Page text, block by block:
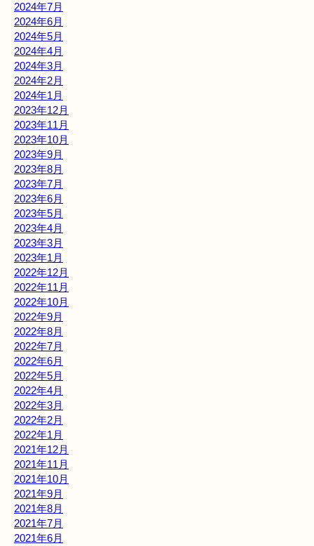
2024年7月
2024年6月
2024年5月
2024年4月
2024年3月
2024年2月
2024年1月
2023年12月
2023年11月
2023年10月
2023年9月
2023年8月
2023年7月
2023年6月
2023年5月
2023年4月
2023年3月
2023年1月
2022年12月
2022年11月
2022年10月
2022年9月
2022年8月
2022年7月
2022年6月
2022年5月
2022年4月
2022年3月
2022年2月
2022年1月
2021年12月
2021年11月
2021年10月
2021年9月
2021年8月
2021年7月
2021年6月